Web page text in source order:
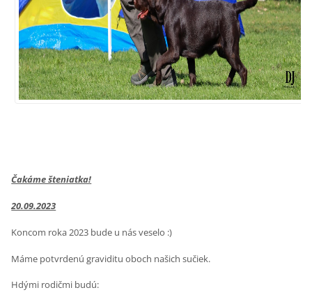
Čakáme šteniatka!
20.09.2023
Koncom roka 2023 bude u nás veselo :)
Máme potvrdenú graviditu oboch našich sučiek.
Hdými rodičmi budú: